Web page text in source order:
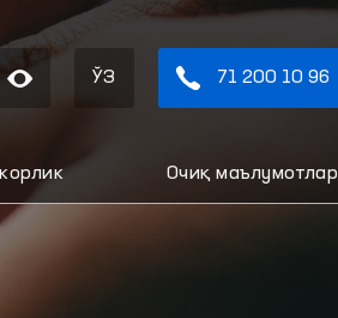
ЎЗ 71 200 10 96
Очиқ маълумотлар